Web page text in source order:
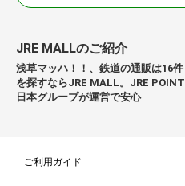
JRE MALLのご紹介
浅草マッハ！！、鉄道の通販は16
を探すならJRE MALL。JRE
日本グループが運営で安心
ご利用ガイド